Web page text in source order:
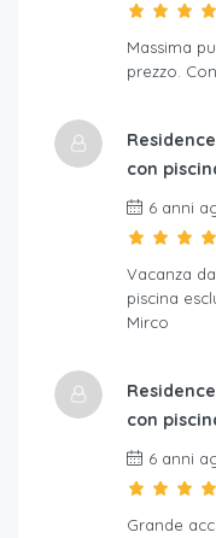
Massima
prezzo.
con
6 anni
Vacanza
piscina
Mirco
con
6 anni
Grande